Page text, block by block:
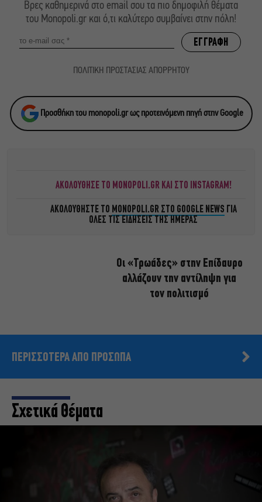
Βρες καθημερινά στο email σου τα πιο δημοφιλή θέματα
του Monopoli.gr και ό,τι καλύτερο συμβαίνει στην πόλη!
ΠΟΛΙΤΙΚΗ ΠΡΟΣΤΑΣΙΑΣ ΑΠΟΡΡΗΤΟΥ
Προσθήκη του monopoli.gr ως προτεινόμενη πηγή στην Google
ΑΚΟΛΟΥΘΗΣΕ ΤΟ MONOPOLI.GR ΚΑΙ ΣΤΟ INSTAGRAM!
ΑΚΟΛΟΥΘΗΣΤΕ ΤΟ MONOPOLI.GR ΣΤΟ GOOGLE NEWS ΓΙΑ
ΟΛΕΣ ΤΙΣ ΕΙΔΗΣΕΙΣ ΤΗΣ ΗΜΕΡΑΣ
Οι «Τρωάδες» στην Επίδαυρο
αλλάζουν την αντίληψη για
τον πολιτισμό
ΠΕΡΙΣΣΟΤΕΡΑ ΑΠΟ ΠΡΟΣΩΠΑ
Σχετικά Θέματα